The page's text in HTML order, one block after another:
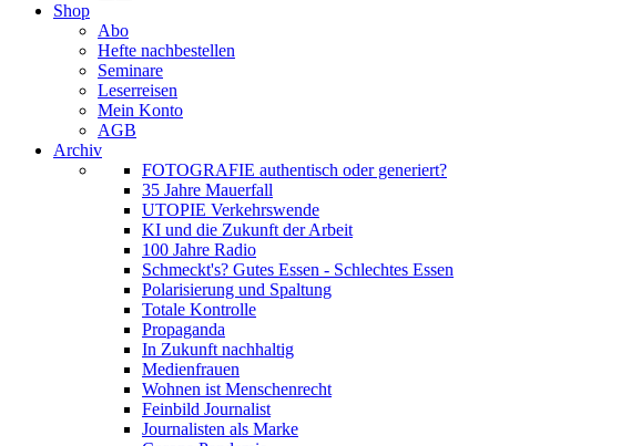
Shop
Abo
Hefte nachbestellen
Seminare
Leserreisen
Mein Konto
AGB
Archiv
FOTOGRAFIE authentisch oder generiert?
35 Jahre Mauerfall
UTOPIE Verkehrswende
KI und die Zukunft der Arbeit
100 Jahre Radio
Schmeckt's? Gutes Essen - Schlechtes Essen
Polarisierung und Spaltung
Totale Kontrolle
Propaganda
In Zukunft nachhaltig
Medienfrauen
Wohnen ist Menschenrecht
Feinbild Journalist
Journalisten als Marke